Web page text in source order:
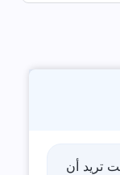
تريد أن